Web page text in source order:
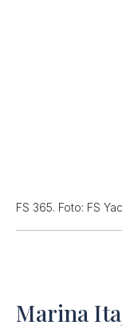
FS 365. Foto: FS
Marina